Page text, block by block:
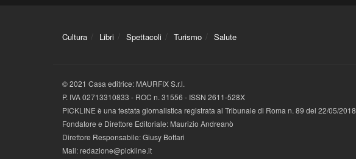
Cultura Libri Spettacoli Turismo Salute
© 2021 Casa editrice: MAURFIX S.r.l.
P. IVA 02713310833 - ROC n. 31556 - ISSN 2611-528X
PICKLINE è una testata giornalistica registrata al Tribunale di Roma n. 89 del 22/05/2018
Fondatore e Direttore Editoriale: Maurizio Andreanò
Direttore Responsabile: Giusy Bottari
Mail: redazione@pickline.it